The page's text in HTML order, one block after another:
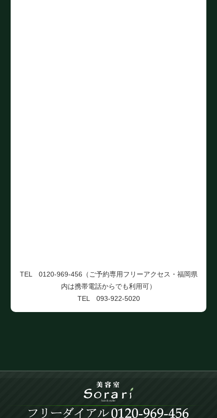
TEL 0120-969-456（ご予約専用フリーアクセス・福岡県
内は携帯電話からでも利用可）
TEL 093-922-5020